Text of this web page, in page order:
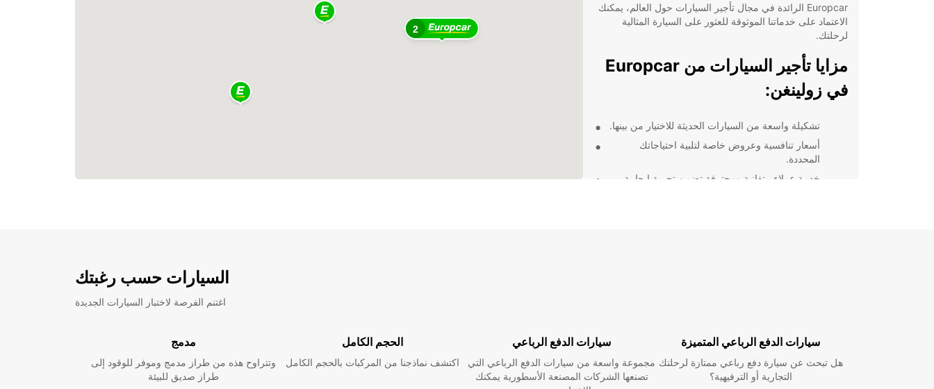
2
Europcar الرائدة في مجال تأجير السيارات حول العالم، يمكنك
الاعتماد على خدماتنا الموثوقة للعثور على السيارة المثالية
لرحلتك.
مزايا تأجير السيارات من Europcar
في زولينغن:
تشكيلة واسعة من السيارات الحديثة للاختيار من بينها.
أسعار تنافسية وعروض خاصة لتلبية احتياجاتك
المحددة.
خدمة عملاء متفانية ومحترفة تضمن تجربة إيجابية
السيارات حسب رغبتك
اغتنم الفرصة لاختبار السيارات الجديدة
مدمج
وتتراوح هذه من طراز مدمج وموفر للوقود إلى
طراز صديق للبيئة
الحجم الكامل
اكتشف نماذجنا من المركبات بالحجم الكامل
سيارات الدفع الرباعي
مجموعة واسعة من سيارات الدفع الرباعي التي
تصنعها الشركات المصنعة الأسطورية يمكنك
سيارات الدفع الرباعي المتميزة
هل تبحث عن سيارة دفع رباعي ممتازة لرحلتك
التجارية أو الترفيهية؟